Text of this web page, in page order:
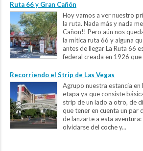
Ruta 66 y Gran Cañón
Hoy vamos a ver nuestro
la ruta. Nada más y nada
Cañon!! Pero aún nos
la mítica ruta 66 y alguna
antes de llegar La Ruta 66
federal creada en 1926 que
Recorriendo el Strip de Las Vegas
Agrupo nuestra estancia en
etapa ya que consiste
strip de un lado a otro, de
que tener en cuenta un par
de lanzarte a esta aventura:
olvidarse del coche y...